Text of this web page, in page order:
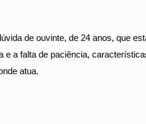
de ouvinte, de 24 anos, que
e a falta de paciência,
atua.